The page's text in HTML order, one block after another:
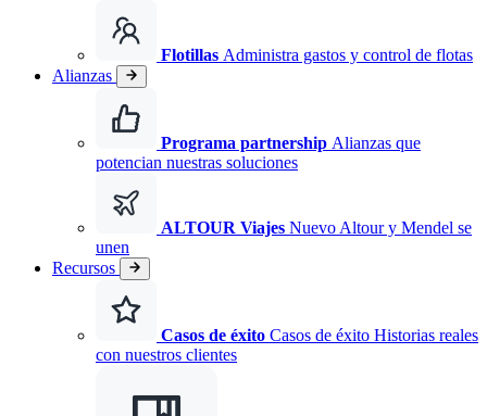
Flotillas Administra gastos y control de flotas
Alianzas
Programa partnership Alianzas que
potencian nuestras soluciones
ALTOUR Viajes Nuevo Altour y Mendel se
unen
Recursos
Casos de éxito Casos de éxito Historias reales
con nuestros clientes